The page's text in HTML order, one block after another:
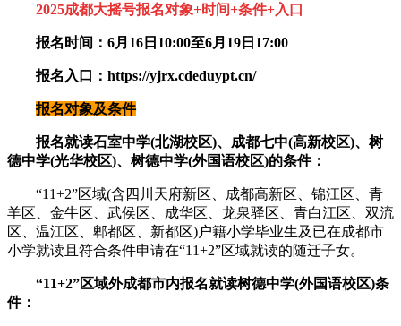
2025成都大摇号报名对象+时间+条件+入口
报名时间：6月16日10:00至6月19日17:00
报名入口： https://yjrx.cdeduypt.cn/
报名对象及条件
报名就读石室中学(北湖校区)、成都七中(高新校区)、树
德中学(光华校区)、树德中学(外国语校区)的条件：
“11+2”区域(含四川天府新区、成都高新区、锦江区、青
羊区、金牛区、武侯区、成华区、龙泉驿区、青白江区、双流
区、温江区、郫都区、新都区)户籍小学毕业生及已在成都市
小学就读且符合条件申请在“11+2”区域就读的随迁子女。
“11+2”区域外成都市内报名就读树德中学(外国语校区)条
件：